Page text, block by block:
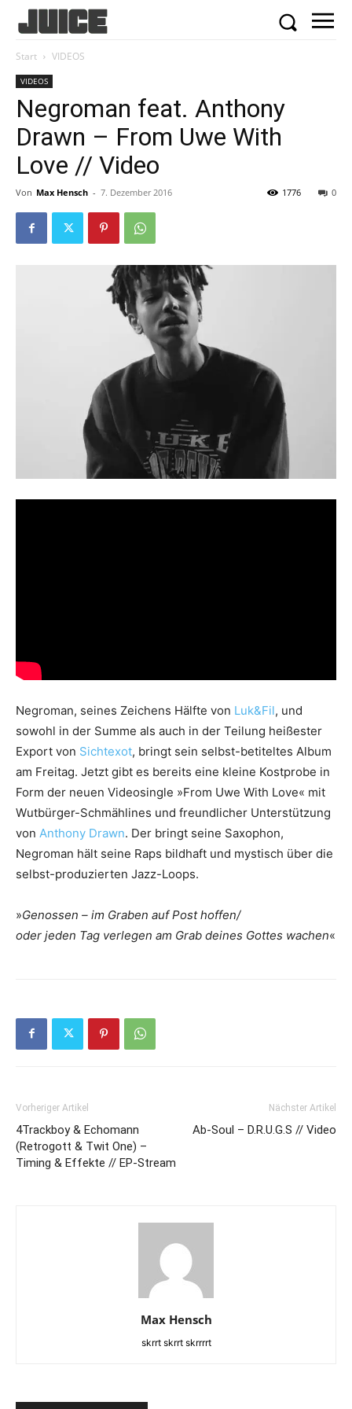
Start VIDEOS
VIDEOS
Negroman feat. Anthony
Drawn – From Uwe With
Love // Video
Von Max Hensch - 7. Dezember 2016 0
1776
Negroman, seines Zeichens Hälfte von Luk&Fil, und
sowohl in der Summe als auch in der Teilung heißester
Export von Sichtexot, bringt sein selbst-betiteltes Album
am Freitag. Jetzt gibt es bereits eine kleine Kostprobe in
Form der neuen Videosingle »From Uwe With Love« mit
Wutbürger-Schmählines und freundlicher Unterstützung
von Anthony Drawn. Der bringt seine Saxophon,
Negroman hält seine Raps bildhaft und mystisch über die
selbst-produzierten Jazz-Loops.
»Genossen – im Graben auf Post hoffen/
oder jeden Tag verlegen am Grab deines Gottes wachen«
Vorheriger Artikel
4Trackboy & Echomann
(Retrogott & Twit One) –
Timing & Effekte // EP-Stream
Nächster Artikel
Ab-Soul – D.R.U.G.S // Video
Max Hensch
skrrt skrrt skrrrrt